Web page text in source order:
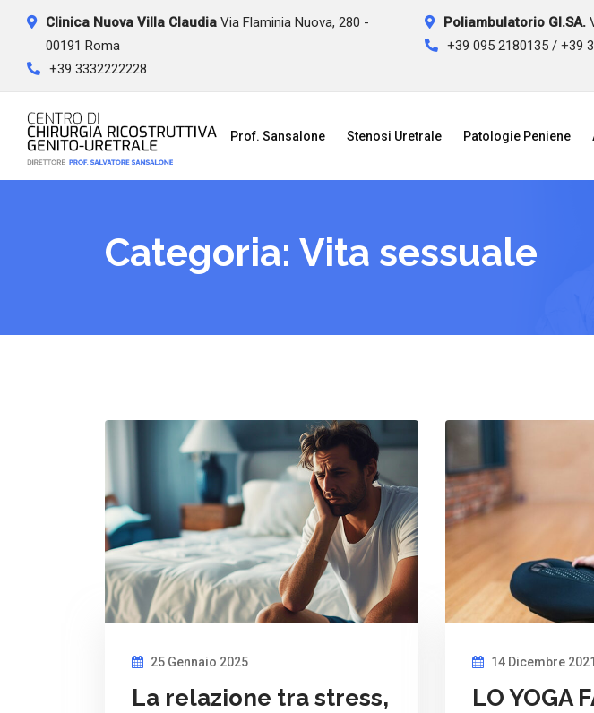
Clinica Nuova Villa Claudia Via Flaminia Nuova, 280 -
00191 Roma
+39 3332222228
Poliambulatorio GI.SA.
+39 095 2180135 / +39
Prof. Sansalone Stenosi Uretrale Patologie Peniene
Categoria: Vita sessuale
25 Gennaio 2025
La relazione tra stress,
14 Dicembre 2021
LO YOGA